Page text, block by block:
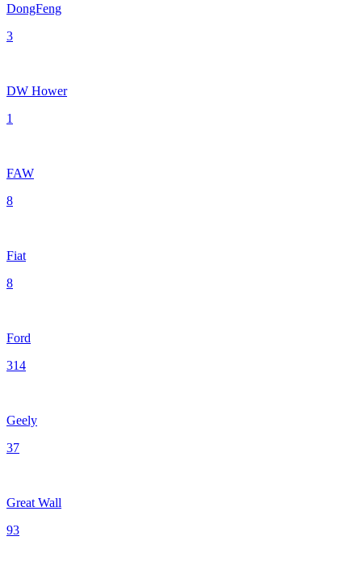
DongFeng
3
DW Hower
1
FAW
8
Fiat
8
Ford
314
Geely
37
Great Wall
93